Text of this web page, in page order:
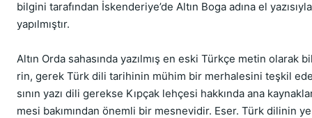
bilgini tarafından İskenderiye’de Altın Boga adına el
yapılmıştır.
Altın Orda sahasında yazılmış en eski Türkçe metin olarak
rin, gerek Türk dili tarihinin mühim bir merhalesini teşkil
sının yazı dili gerekse Kıpçak lehçesi hak­kında ana
mesi bakımından önemli bir mesnevidir. Eser. Türk dilinin